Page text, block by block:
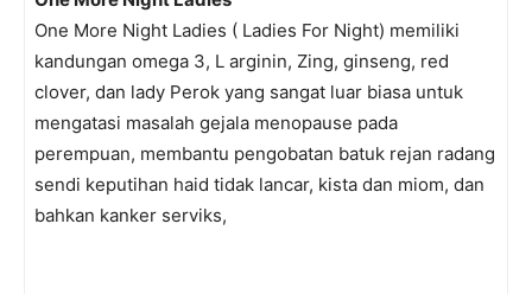
One More Night Ladies ( Ladies For Night) memiliki
kandungan omega 3, L arginin, Zing, ginseng, red
clover, dan lady Perok yang sangat luar biasa untuk
mengatasi masalah gejala menopause pada
perempuan, membantu pengobatan batuk rejan radang
sendi keputihan haid tidak lancar, kista dan miom, dan
bahkan kanker serviks,